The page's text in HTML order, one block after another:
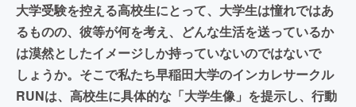
大学受験を控える高校生にとって、大学生は憧れではあ
るものの、彼等が何を考え、どんな生活を送っているか
は漠然としたイメージしか持っていないのではないで
しょうか。そこで私たち早稲田大学のインカレサークル
RUNは、高校生に具体的な「大学生像」を提示し、行動